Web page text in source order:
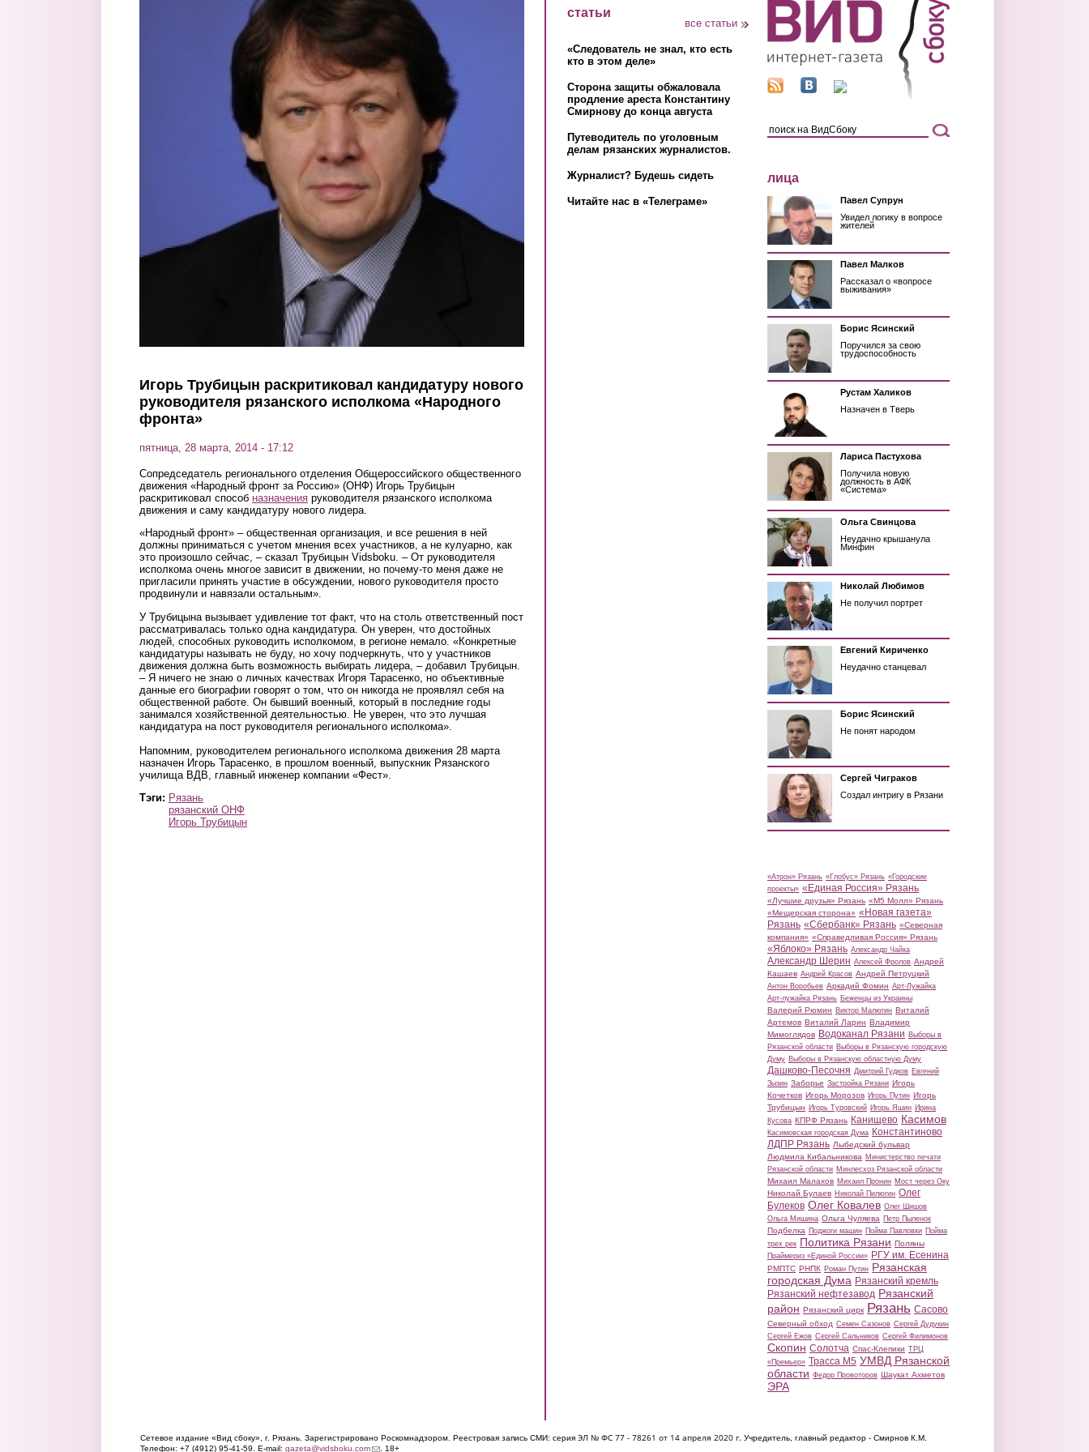
Игорь Трубицын раскритиковал кандидатуру нового
руководителя рязанского исполкома «Народного
фронта»
пятница, 28 марта, 2014 - 17:12
Сопредседатель регионального отделения Общероссийского общественного
движения «Народный фронт за Россию» (ОНФ) Игорь Трубицын
раскритиковал способ назначения руководителя рязанского исполкома
движения и саму кандидатуру нового лидера.
«Народный фронт» – общественная организация, и все решения в ней
должны приниматься с учетом мнения всех участников, а не кулуарно, как
это произошло сейчас, – сказал Трубицын Vidsboku. – От руководителя
исполкома очень многое зависит в движении, но почему-то меня даже не
пригласили принять участие в обсуждении, нового руководителя просто
продвинули и навязали остальным».
У Трубицына вызывает удивление тот факт, что на столь ответственный пост
рассматривалась только одна кандидатура. Он уверен, что достойных
людей, способных руководить исполкомом, в регионе немало. «Конкретные
кандидатуры называть не буду, но хочу подчеркнуть, что у участников
движения должна быть возможность выбирать лидера, – добавил Трубицын.
– Я ничего не знаю о личных качествах Игоря Тарасенко, но объективные
данные его биографии говорят о том, что он никогда не проявлял себя на
общественной работе. Он бывший военный, который в последние годы
занимался хозяйственной деятельностью. Не уверен, что это лучшая
кандидатура на пост руководителя регионального исполкома».
Напомним, руководителем регионального исполкома движения 28 марта
назначен Игорь Тарасенко, в прошлом военный, выпускник Рязанского
училища ВДВ, главный инженер компании «Фест».
Тэги: Рязань
рязанский ОНФ
Игорь Трубицын
статьи
все статьи
«Следователь не знал, кто есть
кто в этом деле»
Сторона защиты обжаловала
продление ареста Константину
Смирнову до конца августа
Путеводитель по уголовным
делам рязанских журналистов.
Журналист? Будешь сидеть
Читайте нас в «Телеграме»
лица
Павел Супрун
Увидел логику в вопросе
жителей
Павел Малков
Рассказал о «вопросе
выживания»
Борис Ясинский
Поручился за свою
трудоспособность
Рустам Халиков
Назначен в Тверь
Лариса Пастухова
Получила новую
должность в АФК
«Система»
Ольга Свинцова
Неудачно крышанула
Минфин
Николай Любимов
Не получил портрет
Евгений Кириченко
Неудачно станцевал
Борис Ясинский
Не понят народом
Сергей Чиграков
Создал интригу в Рязани
«Атрон» Рязань «Глобус» Рязань «Городские
проекты» «Единая Россия» Рязань
«Лучшие друзья» Рязань «М5 Молл» Рязань
«Мещерская сторона» «Новая газета»
Рязань «Сбербанк» Рязань «Северная
компания» «Справедливая Россия» Рязань
«Яблоко» Рязань Александр Чайка
Александр Шерин Алексей Фролов Андрей
Кашаев Андрей Красов Андрей Петруцкий
Антон Воробьев Аркадий Фомин Арт-Лужайка
Арт-лужайка Рязань Беженцы из Украины
Валерий Рюмин Виктор Малюгин Виталий
Артемов Виталий Ларин Владимир
Мимоглядов Водоканал Рязани Выборы в
Рязанской области Выборы в Рязанскую городскую
Думу Выборы в Рязанскую областную Думу
Дашково-Песочня Дмитрий Гудков Евгений
Зызин Заборье Застройка Рязани Игорь
Кочетков Игорь Морозов Игорь Путин Игорь
Трубицын Игорь Туровский Игорь Яшин Ирина
Кусова КПРФ Рязань Канищево Касимов
Касимовская городская Дума Константиново
ЛДПР Рязань Лыбедский бульвар
Людмила Кибальникова Министерство печати
Рязанской области Минлесхоз Рязанской области
Михаил Малахов Михаил Пронин Мост через Оку
Николай Булаев Николай Пилюгин Олег
Булеков Олег Ковалев Олег Шишов
Ольга Мишина Ольга Чуляева Петр Пыленок
Подбелка Поджоги машин Пойма Павловки Пойма
трех рек Политика Рязани Поляны
Праймериз «Единой России» РГУ им. Есенина
РМПТС РНПК Роман Путин Рязанская
городская Дума Рязанский кремль
Рязанский нефтезавод Рязанский
район Рязанский цирк Рязань Сасово
Северный обход Семен Сазонов Сергей Дудукин
Сергей Ежов Сергей Сальников Сергей Филимонов
Скопин Солотча Спас-Клепики ТРЦ
«Премьер» Трасса М5 УМВД Рязанской
области Федор Провоторов Шаукат Ахметов
ЭРА
Сетевое издание «Вид сбоку», г. Рязань. Зарегистрировано Роскомнадзором. Реестровая запись СМИ: серия ЭЛ № ФС 77 - 78261 от 14 апреля 2020 г. Учредитель, главный редактор - Смирнов К.М.
Телефон: +7 (4912) 95-41-59. E-mail: gazeta@vidsboku.com(link sends e-mail)
. 18+